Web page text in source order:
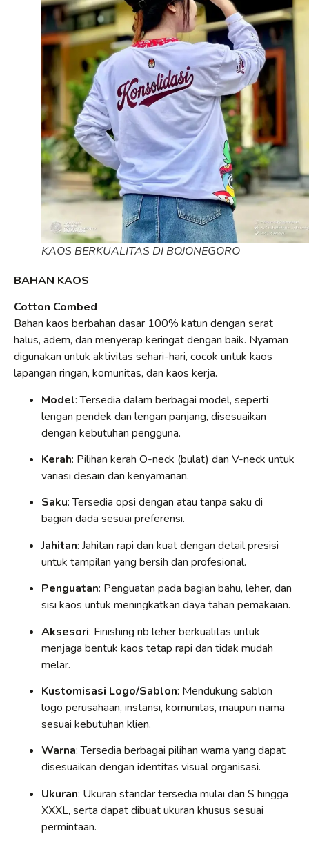
KAOS BERKUALITAS DI BOJONEGORO
BAHAN KAOS
Cotton Combed
Bahan kaos berbahan dasar 100% katun dengan serat
halus, adem, dan menyerap keringat dengan baik. Nyaman
digunakan untuk aktivitas sehari-hari, cocok untuk kaos
lapangan ringan, komunitas, dan kaos kerja.
Model: Tersedia dalam berbagai model, seperti
lengan pendek dan lengan panjang, disesuaikan
dengan kebutuhan pengguna.
Kerah: Pilihan kerah O-neck (bulat) dan V-neck untuk
variasi desain dan kenyamanan.
Saku: Tersedia opsi dengan atau tanpa saku di
bagian dada sesuai preferensi.
Jahitan: Jahitan rapi dan kuat dengan detail presisi
untuk tampilan yang bersih dan profesional.
Penguatan: Penguatan pada bagian bahu, leher, dan
sisi kaos untuk meningkatkan daya tahan pemakaian.
Aksesori: Finishing rib leher berkualitas untuk
menjaga bentuk kaos tetap rapi dan tidak mudah
melar.
Kustomisasi Logo/Sablon: Mendukung sablon
logo perusahaan, instansi, komunitas, maupun nama
sesuai kebutuhan klien.
Warna: Tersedia berbagai pilihan warna yang dapat
disesuaikan dengan identitas visual organisasi.
Ukuran: Ukuran standar tersedia mulai dari S hingga
XXXL, serta dapat dibuat ukuran khusus sesuai
permintaan.